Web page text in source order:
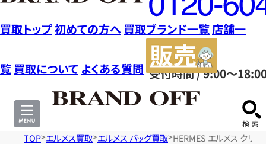
ー
ダ
イ
ヤ
ル
0120604117
受付時間 / 9:00～
買取トップ初めての方へ 買取ブランド一覧店舗一
覧 買取について よくある質問
サ
TOP エルメス買取 エルメス バッグ買取 HERMES エルメス クリ